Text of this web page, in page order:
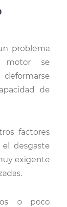
problema
motor se
de
factores
desgaste
exigente
o poco